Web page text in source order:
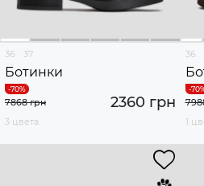
36 37
Ботинки
2360 грн
7868 грн
3 цвета
36
1